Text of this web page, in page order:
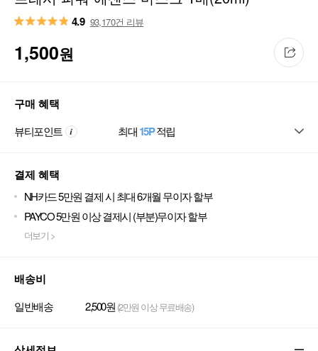
4.9 93,170건 리뷰
1,500원
구매 혜택
뷰티포인트 최대15P적립
결제 혜택
NH카드 5만원 결제 시 최대 6개월 무이자 할부
PAYCO 5만원 이상 결제시 (부분)무이자 할부
더보기 >
배송비
일반배송 2,500원 (2만원 이상 무료배송)